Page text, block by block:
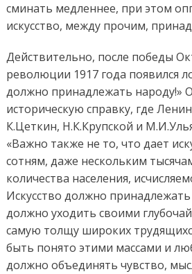
сминать медленнее, при этом
искусство, между прочим,
Действительно, после победы
революции 1917 года появился
должно принадлежать народу!»
историческую справку, где
К.Цеткин, Н.К.Крупской и
«Важно также не то, что дает
сотням, даже нескольким
количества населения,
Искусство должно
должно уходить своими
самую толщу широких
быть понято этими массами и
должно объединять чувство,